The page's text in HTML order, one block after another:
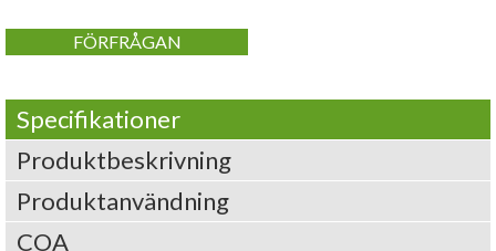
FÖRFRÅGAN
Specifikationer
Produktbeskrivning
Produktanvändning
COA